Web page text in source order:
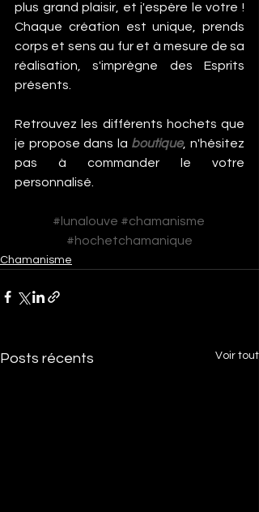
plus grand plaisir, et j'espère le votre !
Chaque création est unique, prends
corps et sens au fur et à mesure de sa
réalisation, s'imprègne des Esprits
présents.
Retrouvez les différents hochets que
je propose dans la boutique, n'hésitez
pas à commander le votre
personnalisé.
#lunalouve #chamanisme
#hochetchamanique
Chamanisme
Posts récents Voir tout